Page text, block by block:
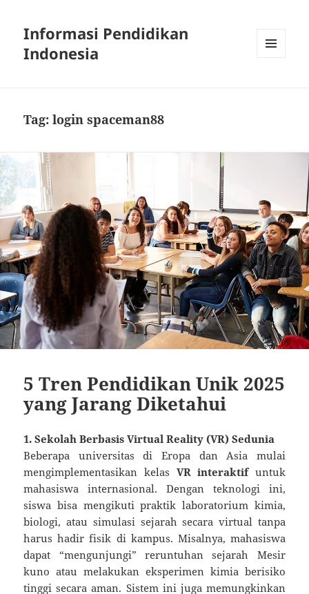
Informasi Pendidikan
Indonesia
Tag:login spaceman88
5 Tren Pendidikan Unik 2025
yang Jarang Diketahui
1. Sekolah Berbasis Virtual Reality (VR) Sedunia
Beberapa universitas di Eropa dan Asia mulai
mengimplementasikan kelas VR interaktifuntuk
mahasiswa internasional. Dengan teknologi ini,
siswa bisa mengikuti praktik laboratorium kimia,
biologi, atau simulasi sejarah secara virtual tanpa
harus hadir fisik di kampus. Misalnya, mahasiswa
dapat “mengunjungi” reruntuhan sejarah Mesir
kuno atau melakukan eksperimen kimia berisiko
tinggi secara aman. Sistem ini juga memungkinkan